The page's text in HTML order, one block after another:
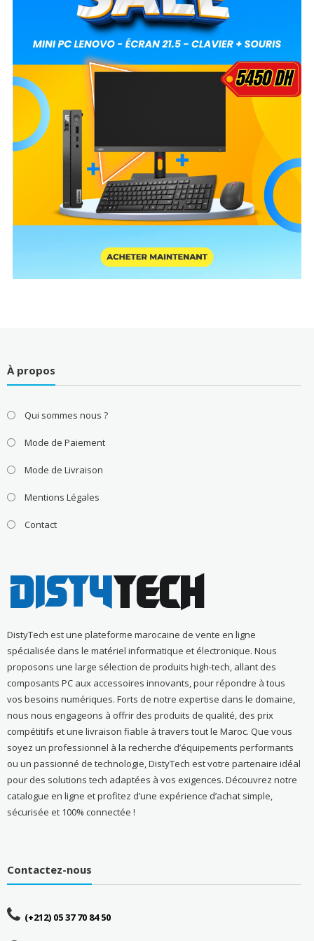
À propos
Qui sommes nous ?
Mode de Paiement
Mode de Livraison
Mentions Légales
Contact
DistyTech est une plateforme marocaine de vente en ligne
spécialisée dans le matériel informatique et électronique. Nous
proposons une large sélection de produits high-tech, allant des
composants PC aux accessoires innovants, pour répondre à tous
vos besoins numériques. Forts de notre expertise dans le domaine,
nous nous engageons à offrir des produits de qualité, des prix
compétitifs et une livraison fiable à travers tout le Maroc. Que vous
soyez un professionnel à la recherche d’équipements performants
ou un passionné de technologie, DistyTech est votre partenaire idéal
pour des solutions tech adaptées à vos exigences. Découvrez notre
catalogue en ligne et profitez d’une expérience d’achat simple,
sécurisée et 100% connectée !
Contactez-nous
(+212) 05 37 70 84 50